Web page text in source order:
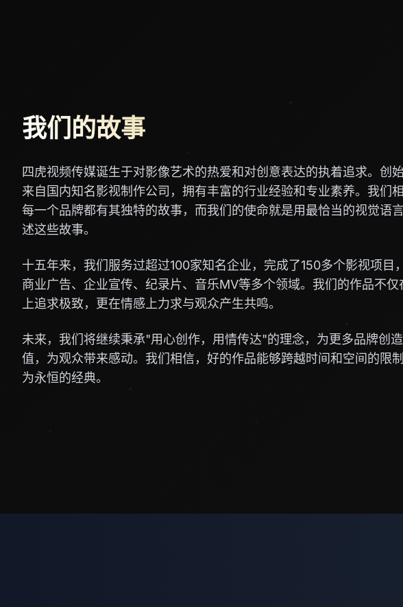
我们的故事
四虎视频传媒诞生于对影像艺术的热爱和对创意表达的执着追求。创
来自国内知名影视制作公司，拥有丰富的行业经验和专业素养。我们相
每一个品牌都有其独特的故事，而我们的使命就是用最恰当的视觉语
述这些故事。
十五年来，我们服务过超过100家知名企业，完成了150多个影视项目
商业广告、企业宣传、纪录片、音乐MV等多个领域。我们的作品不仅
上追求极致，更在情感上力求与观众产生共鸣。
未来，我们将继续秉承"用心创作，用情传达"的理念，为更多品牌创
值，为观众带来感动。我们相信，好的作品能够跨越时间和空间的限
为永恒的经典。